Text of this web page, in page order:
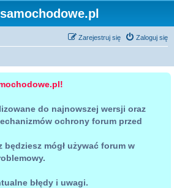
Zaloguj się
Zarejestruj się
do najnowszej wersji oraz
ochrony forum przed
będziesz mógł używać forum w
błędy i uwagi.